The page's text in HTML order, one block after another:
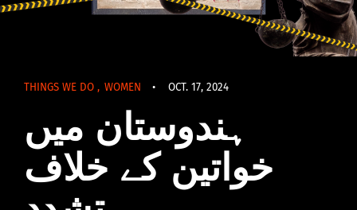
THINGS WE DO , WOMEN • OCT. 17, 2024
ہندوستان میں
خواتین کے خلاف